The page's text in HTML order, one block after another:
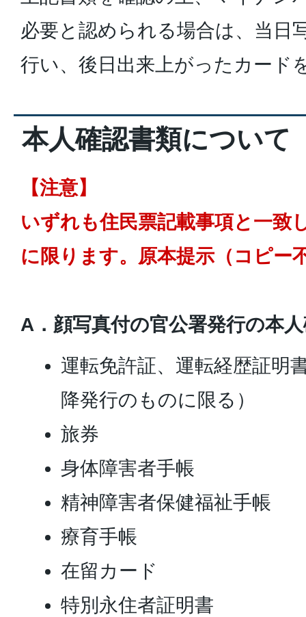
必要と認められる場合は、当日
行い、後日出来上がったカード
本人確認書類について
【注意】
いずれも住民票記載事項と一致
に限ります。原本提示（コピー
A．顔写真付の官公署発行の本
運転免許証、運転経歴証明
降発行のものに限る）
旅券
身体障害者手帳
精神障害者保健福祉手帳
療育手帳
在留カード
特別永住者証明書